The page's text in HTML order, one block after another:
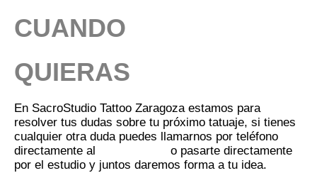
CUANDO
QUIERAS
En SacroStudio Tattoo Zaragoza estamos para
resolver tus dudas sobre tu próximo tatuaje, si tienes
cualquier otra duda puedes llamarnos por teléfono
directamente al
o pasarte directamente
por el estudio y juntos daremos forma a tu idea.